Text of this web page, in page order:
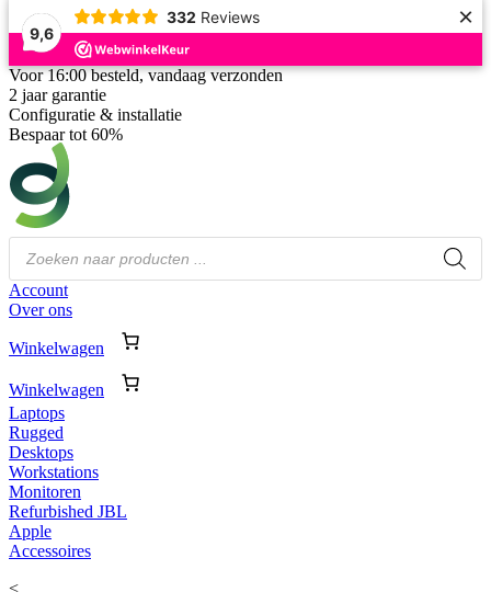
9,6
332 Reviews ×
Voor 16:00 besteld, vandaag verzonden
2 jaar garantie
Configuratie & installatie
Bespaar tot 60%
Producten
zoeken
Account
Over ons
Winkelwagen
Winkelwagen
Laptops
Rugged
Desktops
Workstations
Monitoren
Refurbished JBL
Apple
Accessoires
<